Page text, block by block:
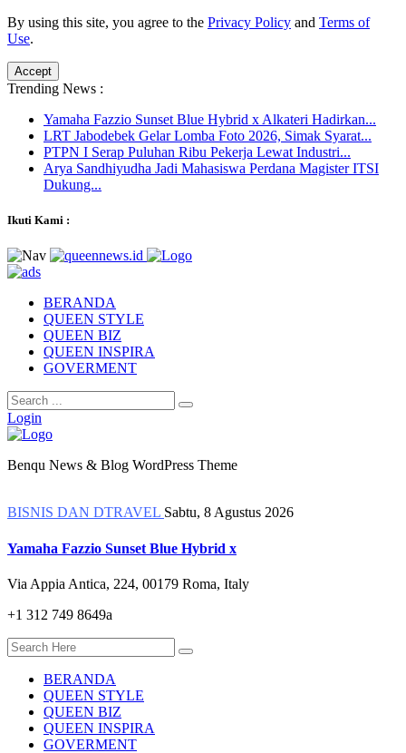
By using this site, you agree to the Privacy Policy and Terms of
Use.
Accept
Trending News :
Yamaha Fazzio Sunset Blue Hybrid x Alkateri Hadirkan...
LRT Jabodebek Gelar Lomba Foto 2026, Simak Syarat...
PTPN I Serap Puluhan Ribu Pekerja Lewat Industri...
Arya Sandhiyudha Jadi Mahasiswa Perdana Magister ITSI
Dukung...
Ikuti Kami :
BERANDA
QUEEN STYLE
QUEEN BIZ
QUEEN INSPIRA
GOVERMENT
Login
Benqu News & Blog WordPress Theme
BISNIS DAN DTRAVEL Sabtu, 8 Agustus 2026
Yamaha Fazzio Sunset Blue Hybrid x
Via Appia Antica, 224, 00179 Roma, Italy
+1 312 749 8649a
BERANDA
QUEEN STYLE
QUEEN BIZ
QUEEN INSPIRA
GOVERMENT